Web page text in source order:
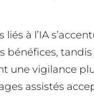
à l’IA
bénéfices,
une vigilance
assistés